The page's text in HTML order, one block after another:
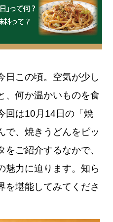
日この頃。空気が少し
、何か温かいものを食
回は10月14日の「焼
で、焼きうどんをピッ
ご紹介するなかで、
魅力に迫ります。知ら
を堪能してみてくださ